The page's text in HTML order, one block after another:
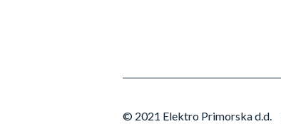
© 2021 Elektro Primorska d.d.